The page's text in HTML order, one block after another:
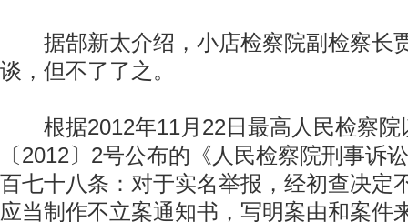
据郜新太介绍，小店检察院副检察长
谈，但不了了之。
根据2012年11月22日最高人民检察院
〔2012〕2号公布的《人民检察院刑事诉
百七十八条：对于实名举报，经初查决定
应当制作不立案通知书，写明案由和案件